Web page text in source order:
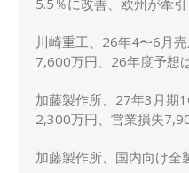
5.5％に改善、欧州が牽
川崎重工、26年4〜6月
7,600万円、26年度予想
加藤製作所、27年3月期
2,300万円、営業損失
加藤製作所、国内向け